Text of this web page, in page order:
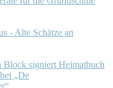
- Alte Schätze an
Block signiert Heimatbuch
„De